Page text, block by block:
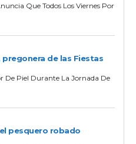
Que Todos Los Viernes Por
de las Fiestas
De Piel Durante La Jornada De
pesquero robado